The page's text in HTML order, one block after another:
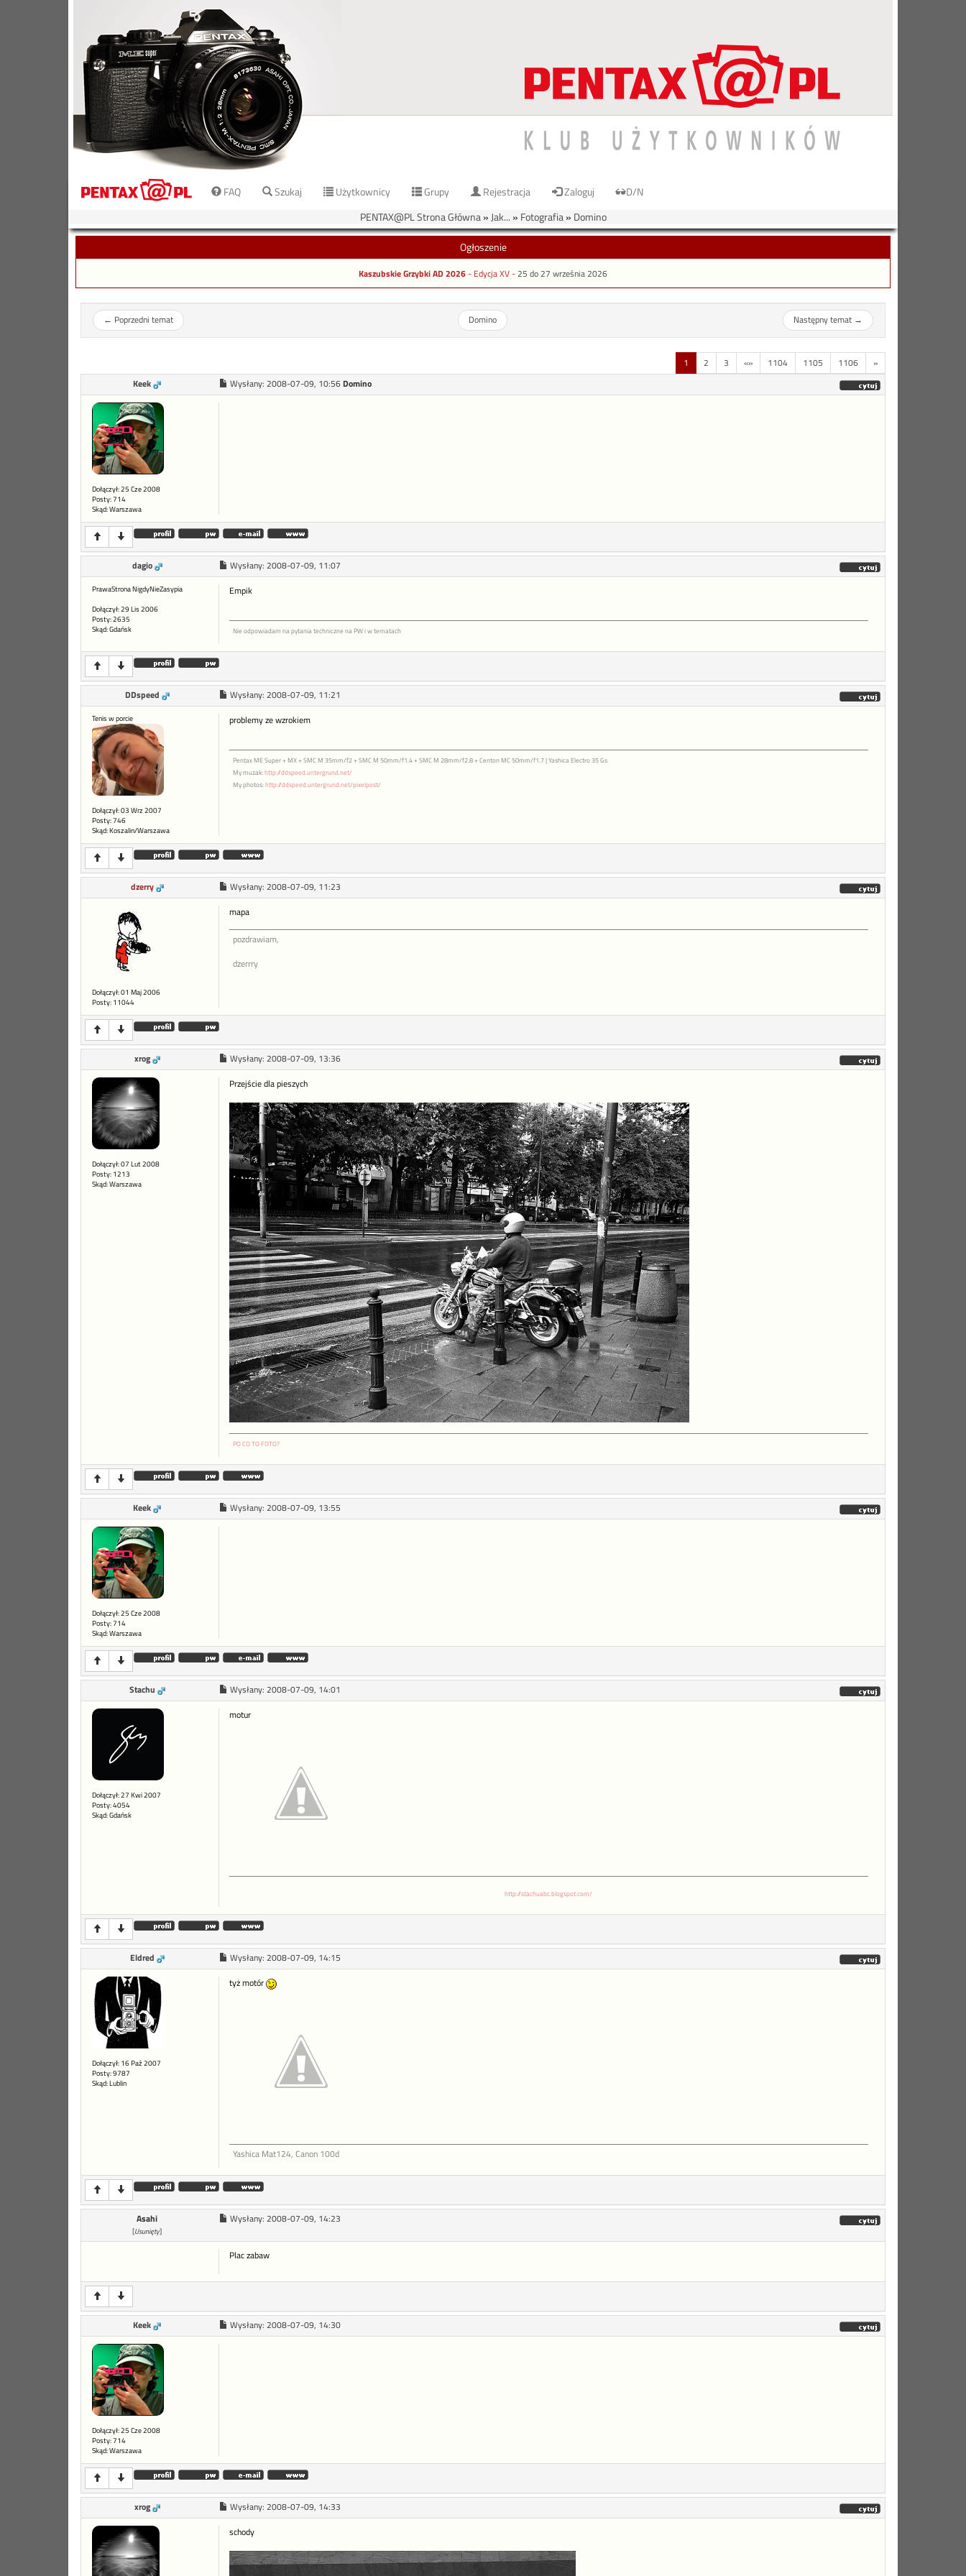
FAQ Szukaj Użytkownicy Grupy Rejestracja Zaloguj
D/N
PENTAX@PL Strona Główna» Jak... » Fotografia» Domino
Ogłoszenie
Kaszubskie Grzybki AD 2026- Edycja XV -25 do 27 września 2026
← Poprzedni temat Domino Następny temat→
1 2 3 «» 1104 1105 1106 »
Keek Wysłany: 2008-07-09, 10:56 Domino
Dołączył: 25 Cze 2008
Posty: 714
Skąd: Warszawa
dagio Wysłany: 2008-07-09, 11:07
PrawaStrona NigdyNieZasypia
Dołączył: 29 Lis 2006
Posty: 2635
Skąd: Gdańsk
Empik
Nie odpowiadam na pytania techniczne na PW i w tematach
DDspeed Wysłany: 2008-07-09, 11:21
Tenis w porcie
Dołączył: 03 Wrz 2007
Posty: 746
Skąd: Koszalin/Warszawa
problemy ze wzrokiem
Pentax ME Super + MX + SMC M 35mm/f2 + SMC M 50mm/f1.4 + SMC M 28mm/f2.8 + Centon MC 50mm/f1.7 | Yashica Electro 35 Gs
My muzak:http://ddspeed.untergrund.net/
My photos:http://ddspeed.untergrund.net/pixelpost/
dzerry Wysłany: 2008-07-09, 11:23
Dołączył: 01 Maj 2006
Posty: 11044
mapa
pozdrawiam,
dzerrry
xrog Wysłany: 2008-07-09, 13:36
Dołączył: 07 Lut 2008
Posty: 1213
Skąd: Warszawa
Przejście dla pieszych
PO CO TO FOTO?
Keek Wysłany: 2008-07-09, 13:55
Dołączył: 25 Cze 2008
Posty: 714
Skąd: Warszawa
Stachu Wysłany: 2008-07-09, 14:01
Dołączył: 27 Kwi 2007
Posty: 4054
Skąd: Gdańsk
motur
http://stachuabc.blogspot.com/
Eldred Wysłany: 2008-07-09, 14:15
Dołączył: 16 Paź 2007
Posty: 9787
Skąd: Lublin
tyż motór
Yashica Mat124, Canon 100d
Asahi
[Usunięty]
Wysłany: 2008-07-09, 14:23
Plac zabaw
Keek Wysłany: 2008-07-09, 14:30
Dołączył: 25 Cze 2008
Posty: 714
Skąd: Warszawa
xrog Wysłany: 2008-07-09, 14:33
schody